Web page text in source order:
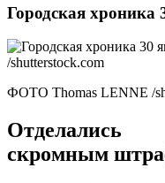
Городская хроника
ФОТО Thomas LENNE /
Отделались
скромным